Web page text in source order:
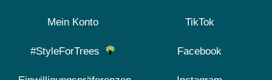
Mein Konto
#StyleForTrees
TikTok
Facebook